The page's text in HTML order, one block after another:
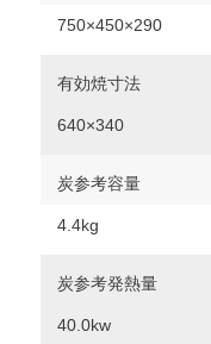
750×450×290
有効焼寸法
640×340
炭参考容量
4.4kg
炭参考発熱量
40.0kw